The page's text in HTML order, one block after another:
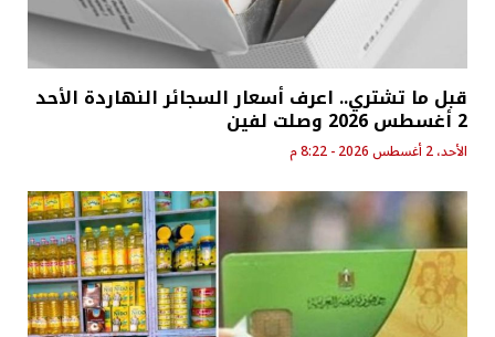
قبل ما تشتري.. اعرف أسعار السجائر النهاردة الأحد
2 أغسطس 2026 وصلت لفين
الأحد، 2 أغسطس 2026 - 8:22 م